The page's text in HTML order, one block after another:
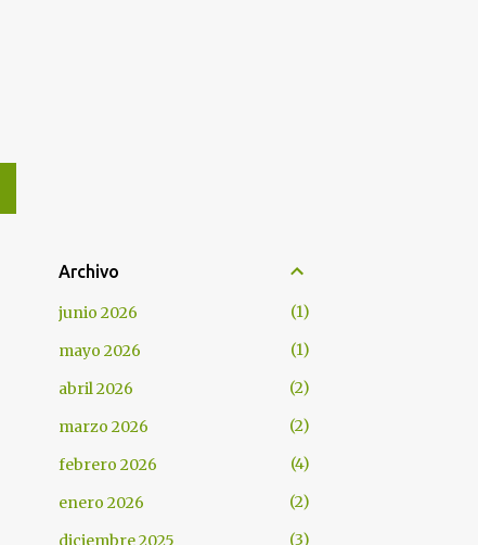
Archivo
junio 2026
1
mayo 2026
1
abril 2026
2
marzo 2026
2
febrero 2026
4
enero 2026
2
diciembre 2025
3